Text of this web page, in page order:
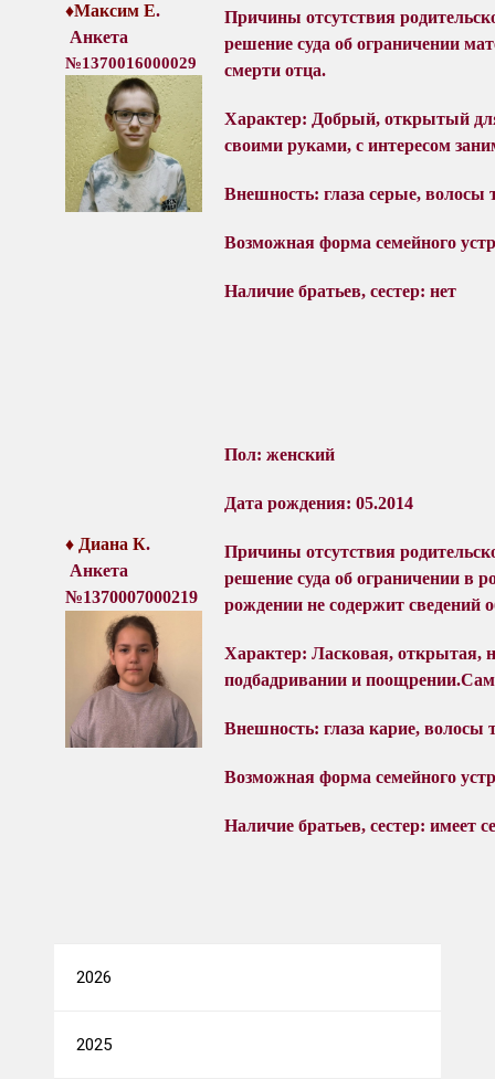
♦Максим Е.
Анкета
№1370016000029
Причины отсутствия
решение суда об ограничении
смерти отца.
Характер: Добрый, открытый
своими руками, с интересом
Внешность: глаза серые, волосы
Возможная форма семейного
Наличие братьев, сестер: нет
♦ Диана К.
Анкета
№1370007000219
Пол: женский
Дата рождения: 05.2014
Причины отсутствия
решение суда об ограничении в
рождении не содержит сведений
Характер: Ласковая, открытая,
подбадривании и
Внешность: глаза карие, волосы
Возможная форма семейного
Наличие братьев, сестер: имеет
2026
2025